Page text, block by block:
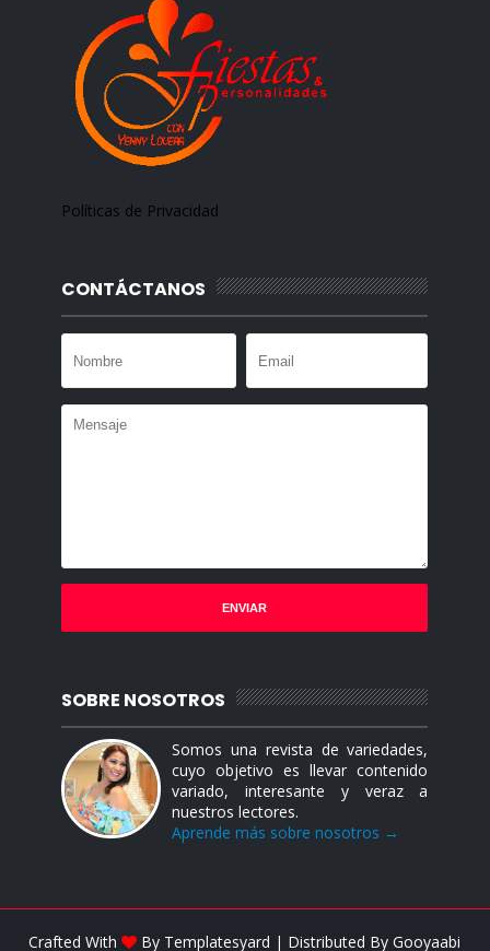
Políticas de Privacidad
CONTÁCTANOS
SOBRE NOSOTROS
Somos una revista de variedades,
cuyo objetivo es llevar contenido
variado, interesante y veraz a
nuestros lectores.
Aprende más sobre nosotros →
Crafted With By Templatesyard | Distributed ByGooyaabi